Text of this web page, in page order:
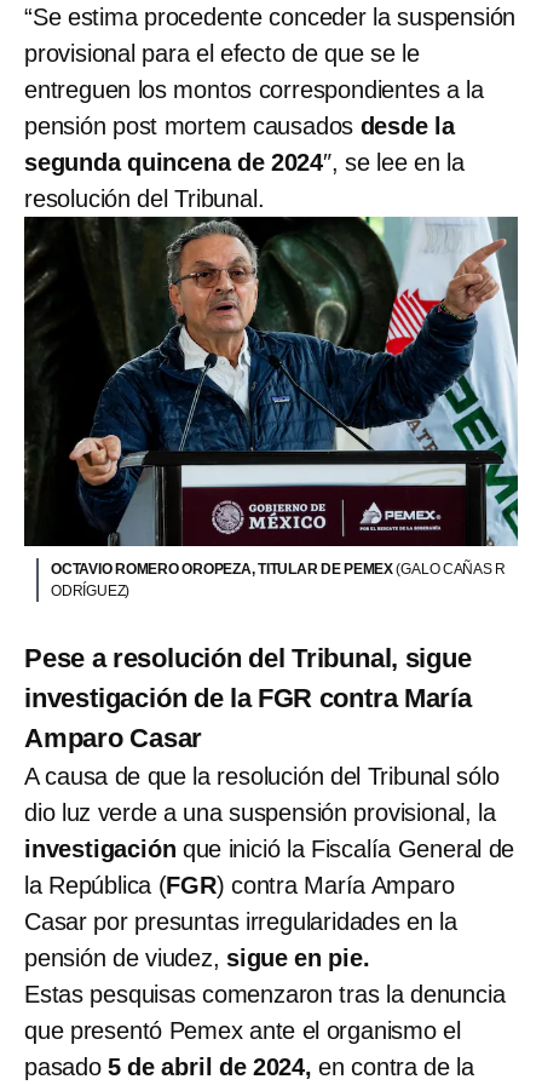
“Se estima procedente conceder la suspensión
provisional para el efecto de que se le
entreguen los montos correspondientes a la
pensión post mortem causados desde la
segunda quincena de 2024″, se lee en la
resolución del Tribunal.
OCTAVIO ROMERO OROPEZA, TITULAR DE PEMEX(GALO CAÑAS R
ODRÍGUEZ)
Pese a resolución del Tribunal, sigue
investigación de la FGR contra María
Amparo Casar
A causa de que la resolución del Tribunal sólo
dio luz verde a una suspensión provisional, la
investigación que inició la Fiscalía General de
la República (FGR) contra María Amparo
Casar por presuntas irregularidades en la
pensión de viudez, sigue en pie.
Estas pesquisas comenzaron tras la denuncia
que presentó Pemex ante el organismo el
pasado5 de abril de 2024, en contra de la